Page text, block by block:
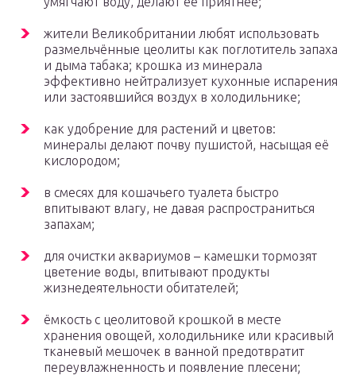
жители Великобритании любят использовать
размельчённые цеолиты как поглотитель запаха
и дыма табака; крошка из минерала
эффективно нейтрализует кухонные испарения
или застоявшийся воздух в холодильнике;
как удобрение для растений и цветов:
минералы делают почву пушистой, насыщая её
кислородом;
в смесях для кошачьего туалета быстро
впитывают влагу, не давая распространиться
запахам;
для очистки аквариумов – камешки тормозят
цветение воды, впитывают продукты
жизнедеятельности обитателей;
ёмкость с цеолитовой крошкой в месте
хранения овощей, холодильнике или красивый
тканевый мешочек в ванной предотвратит
переувлажненность и появление плесени;